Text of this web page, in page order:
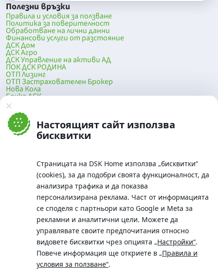
Настоящият сайт използва
бисквитки
Страницата на DSK Home използва „бисквитки“
(cookies), за да подобри своята функционалност, да
анализира трафика и да показва
персонализирана реклама. Част от информацията
се споделя с партньори като Google и Meta за
рекламни и аналитични цели. Можете да
управлявате своите предпочитания относно
видовете бисквитки чрез опцията „Настройки“.
Повече информация ще откриете в „Правила и
условия за ползване“.
Полезни връзки
Правила и условия за ползване
Политика за поверителност
Обработване на лични данни
Финансови услуги от разстояние
ДСК Дом
ДСК Агро
ДСК Управление на активи АД
ПОК ДСК РОДИНА
ОТП Лизинг
ОТП Застрахователен Брокер
Нова Кола
Банка ДСК
DSK Mobile
Оферти за продажба от Банка ДСК
Клонова мрежа и банкомати
До началото на страницата
Телефон:
0700 10 375 / *2375
Московска No.19 / ул. Г. Бенковски No. 5, София 1036
SWIFT/BIC: